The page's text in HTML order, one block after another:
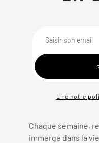
Lire notre
Chaque semaine,
immerge dans la